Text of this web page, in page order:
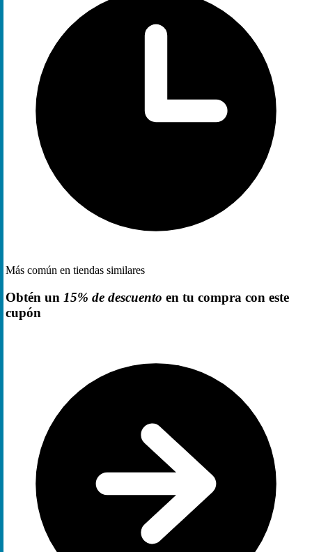
Más común en tiendas similares
Obtén un 15% de descuento en tu compra con este
cupón